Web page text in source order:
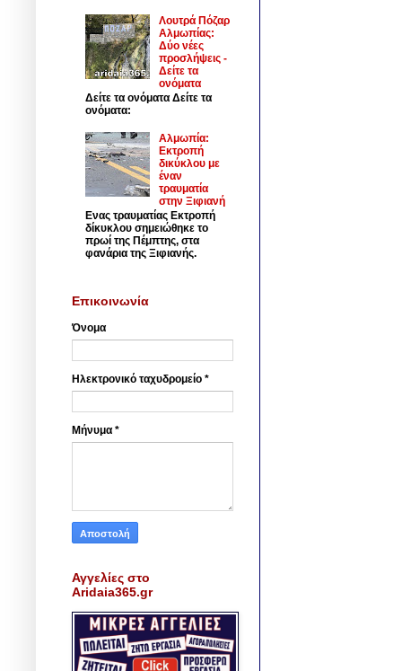
Λουτρά Πόζαρ
Αλμωπίας:
Δύο νέες
προσλήψεις -
Δείτε τα
ονόματα
Δείτε τα ονόματα Δείτε τα
ονόματα:
Αλμωπία:
Εκτροπή
δικύκλου με
έναν
τραυματία
στην Ξιφιανή
Ενας τραυματίας Εκτροπή
δίκυκλου σημειώθηκε το
πρωί της Πέμπτης, στα
φανάρια της Ξιφιανής.
Επικοινωνία
Όνομα
Ηλεκτρονικό ταχυδρομείο *
Μήνυμα *
Αγγελίες στο
Aridaia365.gr